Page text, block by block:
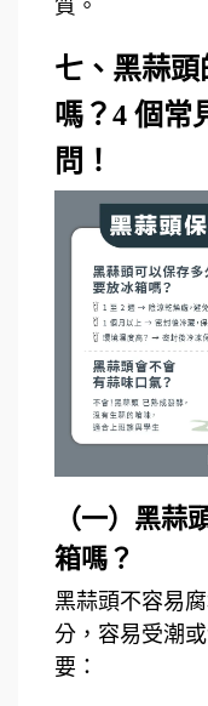
質。
七、黑蒜頭
嗎？4 個常
問！
（一）黑蒜
箱嗎？
黑蒜頭不容易
分，容易受潮
要：